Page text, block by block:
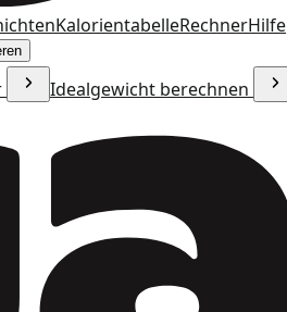
KalorientabelleRechnerHilfe
Idealgewicht berechnen